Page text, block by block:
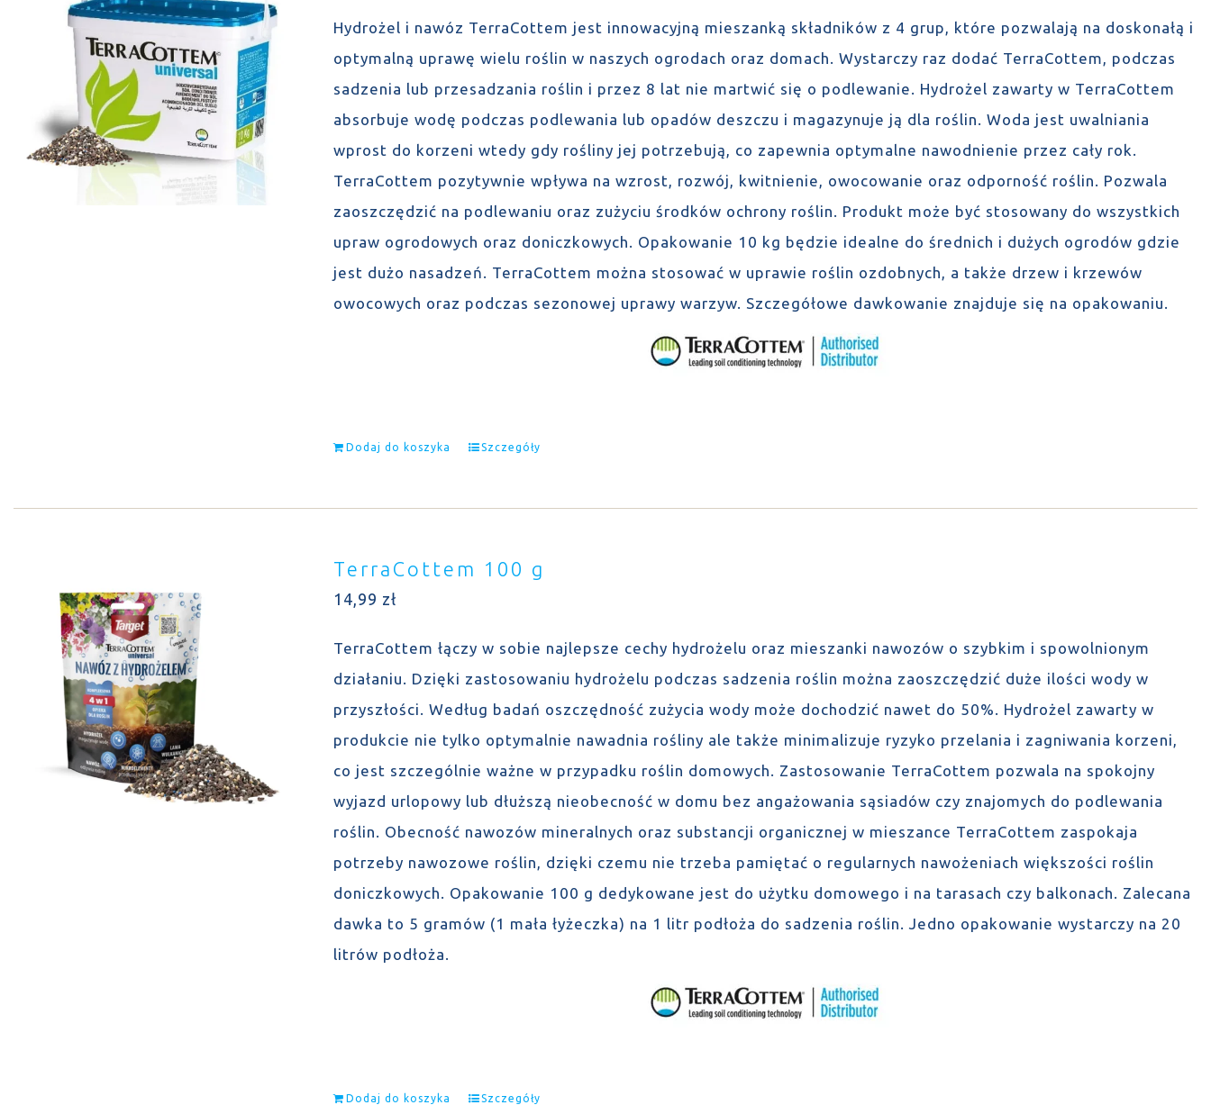
Hydrożel i nawóz TerraCottem jest innowacyjną mieszanką składników z 4 grup, które pozwalają na doskonałą i
optymalną uprawę wielu roślin w naszych ogrodach oraz domach. Wystarczy raz dodać TerraCottem, podczas
sadzenia lub przesadzania roślin i przez 8 lat nie martwić się o podlewanie. Hydrożel zawarty w TerraCottem
absorbuje wodę podczas podlewania lub opadów deszczu i magazynuje ją dla roślin. Woda jest uwalniania
wprost do korzeni wtedy gdy rośliny jej potrzebują, co zapewnia optymalne nawodnienie przez cały rok.
TerraCottem pozytywnie wpływa na wzrost, rozwój, kwitnienie, owocowanie oraz odporność roślin. Pozwala
zaoszczędzić na podlewaniu oraz zużyciu środków ochrony roślin. Produkt może być stosowany do wszystkich
upraw ogrodowych oraz doniczkowych. Opakowanie 10 kg będzie idealne do średnich i dużych ogrodów gdzie
jest dużo nasadzeń. TerraCottem można stosować w uprawie roślin ozdobnych, a także drzew i krzewów
owocowych oraz podczas sezonowej uprawy warzyw. Szczegółowe dawkowanie znajduje się na opakowaniu.
Dodaj do koszyka Szczegóły
TerraCottem 100 g
14,99 zł
TerraCottem łączy w sobie najlepsze cechy hydrożelu oraz mieszanki nawozów o szybkim i spowolnionym
działaniu. Dzięki zastosowaniu hydrożelu podczas sadzenia roślin można zaoszczędzić duże ilości wody w
przyszłości. Według badań oszczędność zużycia wody może dochodzić nawet do 50%. Hydrożel zawarty w
produkcie nie tylko optymalnie nawadnia rośliny ale także minimalizuje ryzyko przelania i zagniwania korzeni,
co jest szczególnie ważne w przypadku roślin domowych. Zastosowanie TerraCottem pozwala na spokojny
wyjazd urlopowy lub dłuższą nieobecność w domu bez angażowania sąsiadów czy znajomych do podlewania
roślin. Obecność nawozów mineralnych oraz substancji organicznej w mieszance TerraCottem zaspokaja
potrzeby nawozowe roślin, dzięki czemu nie trzeba pamiętać o regularnych nawożeniach większości roślin
doniczkowych. Opakowanie 100 g dedykowane jest do użytku domowego i na tarasach czy balkonach. Zalecana
dawka to 5 gramów (1 mała łyżeczka) na 1 litr podłoża do sadzenia roślin. Jedno opakowanie wystarczy na 20
litrów podłoża.
Dodaj do koszyka Szczegóły